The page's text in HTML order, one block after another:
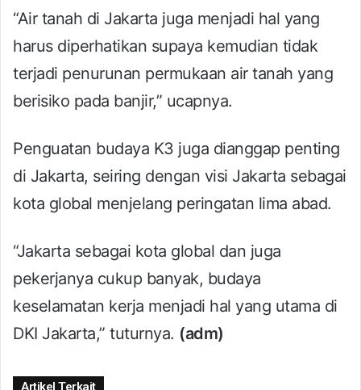
“Air tanah di Jakarta juga menjadi hal yang
harus diperhatikan supaya kemudian tidak
terjadi penurunan permukaan air tanah yang
berisiko pada banjir,” ucapnya.
Penguatan budaya K3 juga dianggap penting
di Jakarta, seiring dengan visi Jakarta sebagai
kota global menjelang peringatan lima abad.
“Jakarta sebagai kota global dan juga
pekerjanya cukup banyak, budaya
keselamatan kerja menjadi hal yang utama di
DKI Jakarta,” tuturnya. (adm)
Artikel Terkait